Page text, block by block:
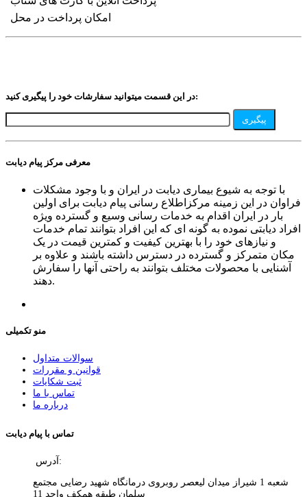
امکان پرداخت در محل
در این قسمت میتوانید سفارشات خود را پیگیری کنید:
پیگیری
با توجه به شیوع بیماری دیابت در ایران و با وجود مشکلات
فراوان در این زمینه مرکزاطلاع رسانی پیام دیابت برای اولین
بار در ایران اقدام به خدمات رسانی وسیع و گسترده ویژه
افراد دیابتی نموده به گونه ای که این افراد بتوانند تمام خدمات
و نیازهای خود را با بهترین کیفیت و کمترین قیمت در یک
مکان متمرکز و گسترده در دسترس داشته باشند و علاوه بر
آشنایی با محصولات مختلف بتوانند به راحتی آنها را سفارش
دهند.
منو تکمیلی
سوالات متداول
قوانین و مقررات
ثبت شکایات
تماس با ما
درباره ما
تماس با پیام دیابت
آدرس:
شعبه 1 شیراز میدان لیعصر روبروی درمانگاه شهید رضایی مجتمع
سلمان طبقه همکف واحد 11